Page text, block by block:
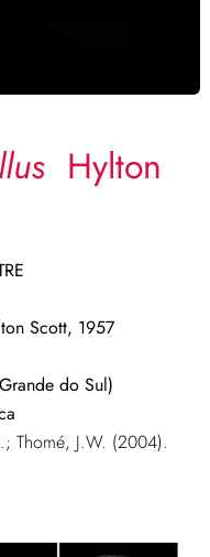
Hylton
Scott, 1957
do Sul)
Thomé, J.W. (2004).